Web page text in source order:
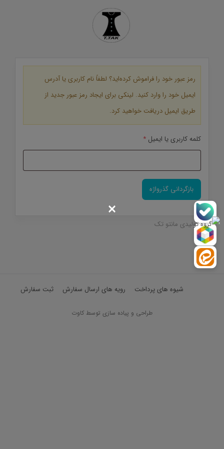
رمز عبور خود را فراموش کرده‌اید؟ لطفاً نام کاربری یا آدرس
ایمیل خود را وارد کنید. لینکی برای ایجاد رمز عبور جدید از
طریق ایمیل دریافت خواهید کرد.
کلمه کاربری یا ایمیل *
بازگردانی گذرواژه
شیوه های پرداخت رویه های ارسال سفارش ثبت سفارش
طراحی و پیاده سازی توسط کاوت
×